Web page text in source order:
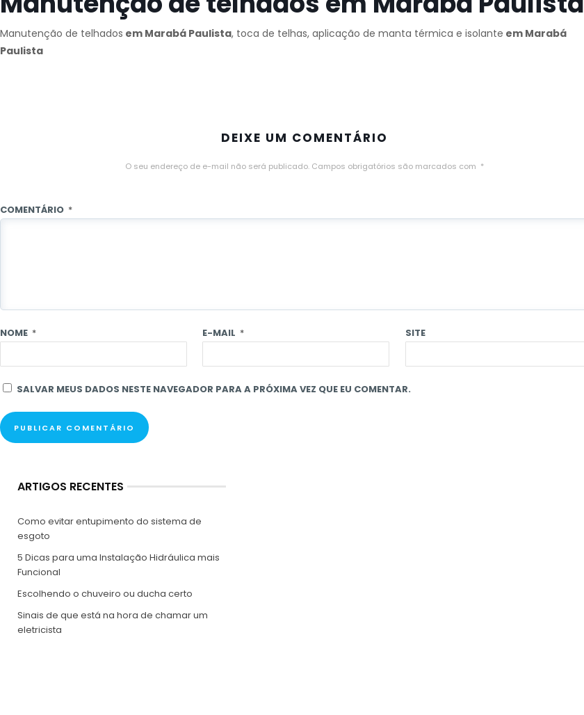
Manutenção de telhados em Marabá Paulista, toca de telhas, aplicação de manta térmica e isolante em Marabá
Paulista
DEIXE UM COMENTÁRIO
O seu endereço de e-mail não será publicado. Campos obrigatórios são marcados com *
COMENTÁRIO *
NOME * E-MAIL * SITE
SALVAR MEUS DADOS NESTE NAVEGADOR PARA A PRÓXIMA VEZ QUE EU COMENTAR.
ARTIGOS RECENTES
Como evitar entupimento do sistema de
esgoto
5 Dicas para uma Instalação Hidráulica mais
Funcional
Escolhendo o chuveiro ou ducha certo
Sinais de que está na hora de chamar um
eletricista